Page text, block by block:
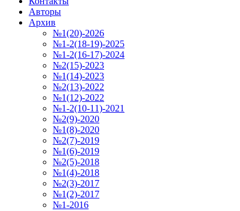
Авторы
Архив
№1(20)-2026
№1-2(18-19)-2025
№1-2(16-17)-2024
№2(15)-2023
№1(14)-2023
№2(13)-2022
№1(12)-2022
№1-2(10-11)-2021
№2(9)-2020
№1(8)-2020
№2(7)-2019
№1(6)-2019
№2(5)-2018
№1(4)-2018
№2(3)-2017
№1(2)-2017
№1-2016